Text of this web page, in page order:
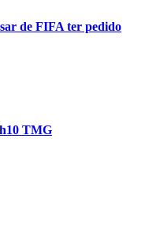
de FIFA ter pedido
TMG